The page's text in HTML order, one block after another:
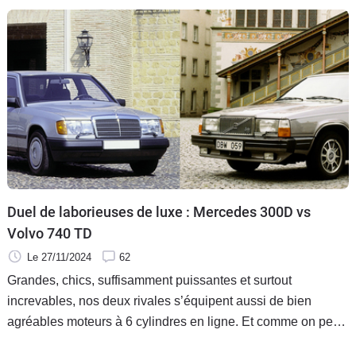
Guide
d'achat
Electriques
Utilitaires
Flottes
Auto
Services
Moto
Duel de laborieuses de luxe : Mercedes 300D vs
Volvo 740 TD
Le 27/11/2024 62
Grandes, chics, suffisamment puissantes et surtout
increvables, nos deux rivales s’équipent aussi de bien
agréables moteurs à 6 cylindres en ligne. Et comme on peut